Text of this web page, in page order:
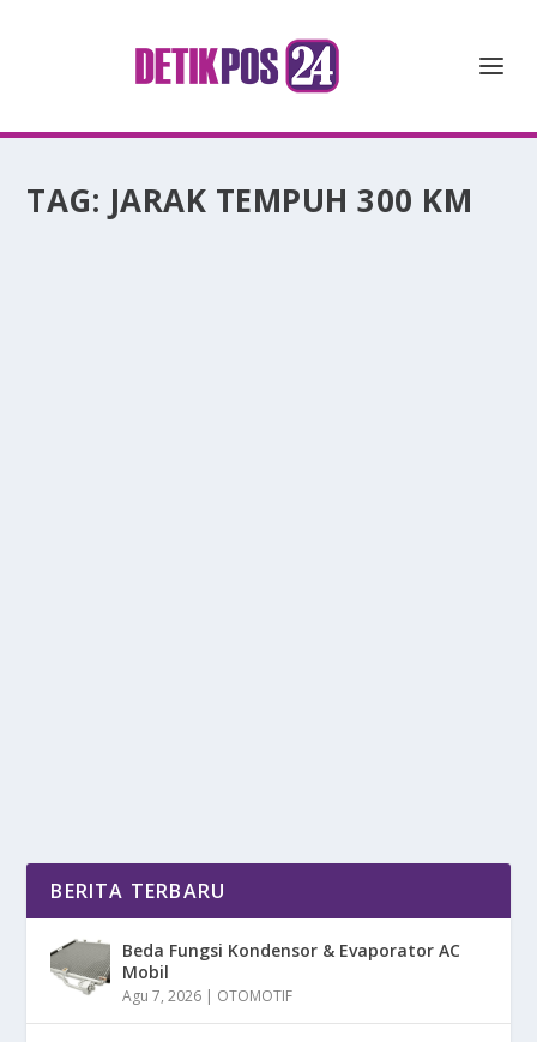
TAG: JARAK TEMPUH 300 KM
BERITA TERBARU
Beda Fungsi Kondensor & Evaporator AC
Mobil
Agu 7, 2026 | OTOMOTIF